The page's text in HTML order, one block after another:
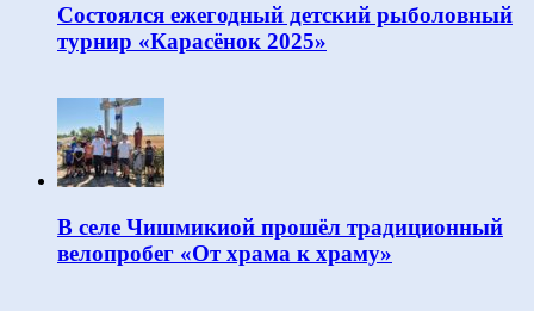
Состоялся ежегодный детский рыболовный
турнир «Карасёнок 2025»
В селе Чишмикиой прошёл традиционный
велопробег «От храма к храму»